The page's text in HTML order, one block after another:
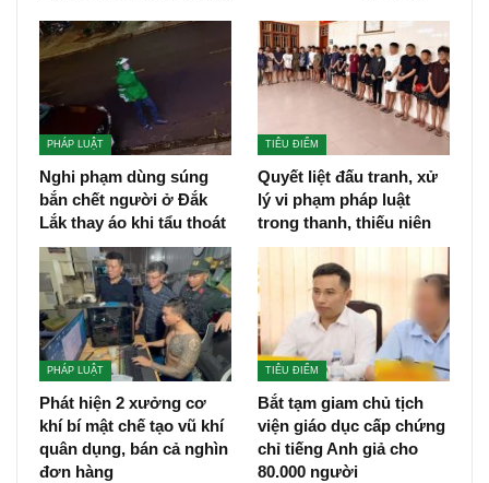
PHÁP LUẬT
Nghi phạm dùng súng
bắn chết người ở Đắk
Lắk thay áo khi tẩu thoát
TIÊU ĐIỂM
Quyết liệt đấu tranh, xử
lý vi phạm pháp luật
trong thanh, thiếu niên
PHÁP LUẬT
Phát hiện 2 xưởng cơ
khí bí mật chế tạo vũ khí
quân dụng, bán cả nghìn
đơn hàng
TIÊU ĐIỂM
Bắt tạm giam chủ tịch
viện giáo dục cấp chứng
chỉ tiếng Anh giả cho
80.000 người